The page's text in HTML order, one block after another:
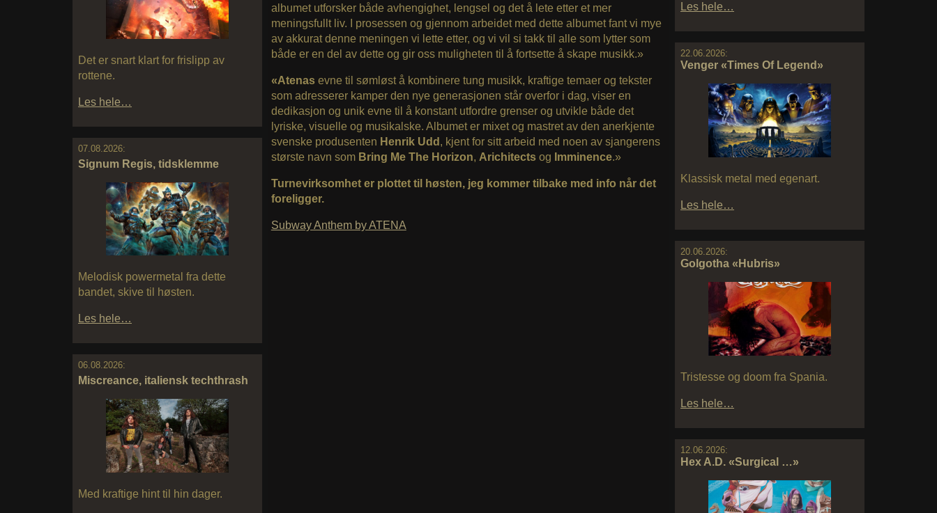
Det er snart klart for frislipp av
rottene.
Les hele…
07.08.2026:
Signum Regis, tidsklemme
Melodisk powermetal fra dette
bandet, skive til høsten.
Les hele…
06.08.2026:
Miscreance, italiensk techthrash
Med kraftige hint til hin dager.
Les hele…
22.06.2026:
Venger «Times Of Legend»
Klassisk metal med egenart.
Les hele…
20.06.2026:
Golgotha «Hubris»
Tristesse og doom fra Spania.
Les hele…
12.06.2026:
Hex A.D. «Surgical …»
albumet utforsker både avhengighet, lengsel og det å lete etter et mer
meningsfullt liv. I prosessen og gjennom arbeidet med dette albumet fant vi mye
av akkurat denne meningen vi lette etter, og vi vil si takk til alle som lytter som
både er en del av dette og gir oss muligheten til å fortsette å skape musikk.»
«Atenas evne til sømløst å kombinere tung musikk, kraftige temaer og tekster
som adresserer kamper den nye generasjonen står overfor i dag, viser en
dedikasjon og unik evne til å konstant utfordre grenser og utvikle både det
lyriske, visuelle og musikalske. Albumet er mixet og mastret av den anerkjente
svenske produsenten Henrik Udd , kjent for sitt arbeid med noen av sjangerens
største navn som Bring Me The Horizon, Arichitects og Imminence.»
Turnevirksomhet er plottet til høsten, jeg kommer tilbake med info når det
foreligger.
Subway Anthem by ATENA